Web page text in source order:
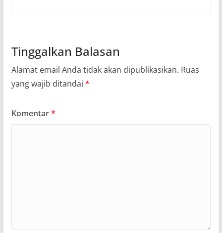
Tinggalkan Balasan
Alamat email Anda tidak akan dipublikasikan. Ruas
yang wajib ditandai *
Komentar*